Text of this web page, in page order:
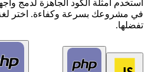
🔒 ملاحظة الخصوصية
جلب معلومات القناة هو إجراء عام.
هذه البيانات.
في مشروعك بسرعة وكفاءة. اختر لغة
تفضلها.